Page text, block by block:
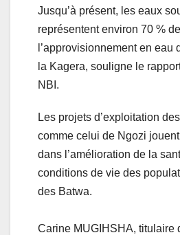
Jusqu’à présent, les eaux
représentent environ 70 % de
l’approvisionnement en eau
la Kagera, souligne le
NBI.
Les projets d’exploitation
comme celui de Ngozi
dans l’amélioration de la
conditions de vie des
des Batwa.
Carine MUGIHSHA, titulaire